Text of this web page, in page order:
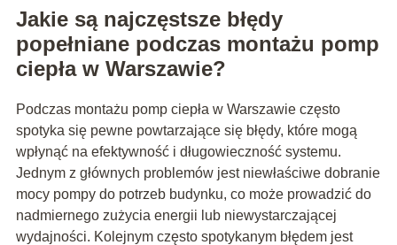
Jakie są najczęstsze błędy
popełniane podczas montażu pomp
ciepła w Warszawie?
Podczas montażu pomp ciepła w Warszawie często
spotyka się pewne powtarzające się błędy, które mogą
wpłynąć na efektywność i długowieczność systemu.
Jednym z głównych problemów jest niewłaściwe dobranie
mocy pompy do potrzeb budynku, co może prowadzić do
nadmiernego zużycia energii lub niewystarczającej
wydajności. Kolejnym często spotykanym błędem jest